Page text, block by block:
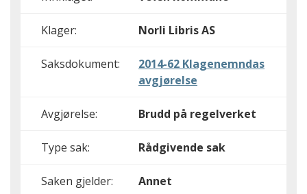
Klager: Norli Libris AS
Saksdokument:
2014-62 Klagenemndas
avgjørelse
Avgjørelse: Brudd på regelverket
Type sak: Rådgivende sak
Saken gjelder: Annet